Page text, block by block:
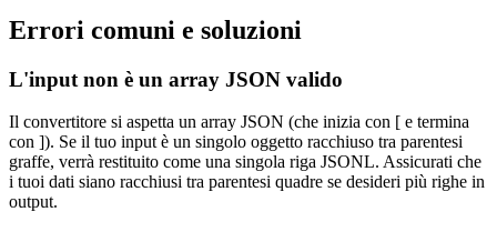
Errori comuni e soluzioni
L'input non è un array JSON valido
Il convertitore si aspetta un array JSON (che inizia con [ e termina
con ]). Se il tuo input è un singolo oggetto racchiuso tra parentesi
graffe, verrà restituito come una singola riga JSONL. Assicurati che
i tuoi dati siano racchiusi tra parentesi quadre se desideri più righe in
output.